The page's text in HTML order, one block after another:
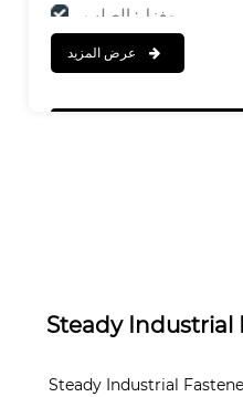
مغزل: الصلب
ينهي
Steady Industrial
Steady Industrial